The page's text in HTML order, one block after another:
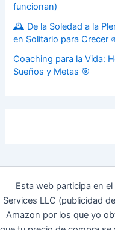
funcionan)
🕰️ De la Soledad a la
en Solitario para Crecer
Coaching para la Vida:
Sueños y Metas 🎯
Esta web participa en
Services LLC (publicidad
Amazon por los que yo